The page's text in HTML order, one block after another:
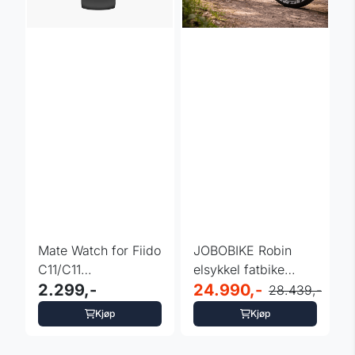
Mate Watch for Fiido
C11/C11
PRO/C21/AIR/T2/TITAN/L3/NOMADS
2.299,-
Kjøp
JOBOBIKE Robin
elsykkel fatbike
250W - 120km
24.990,- 28.439,-
Kjøp